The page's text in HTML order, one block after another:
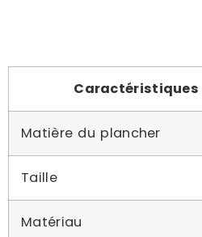
Matière du plancher
Taille
Matériau